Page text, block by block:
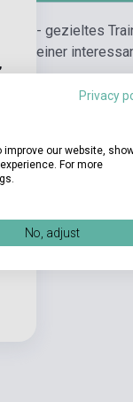
- gezieltes
einer
Privacy
our website,
For more
No, adjust